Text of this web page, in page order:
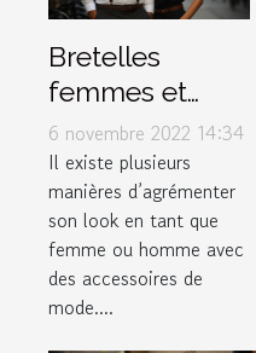
Bretelles
femmes et
hommes :
comment les
porter ?
6 novembre 2022 14:34
Il existe plusieurs
manières d’agrémenter
son look en tant que
femme ou homme avec
des accessoires de
mode....